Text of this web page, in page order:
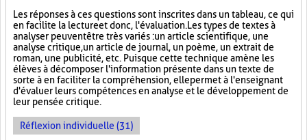
Les réponses à ces questions sont inscrites dans un tableau, ce qui
en facilite la lecture et donc, l'évaluation. Les types de textes à
analyser peuvent être très variés : un article scientifique, une
analyse critique, un article de journal, un poème, un extrait de
roman, une publicité, etc. Puisque cette technique amène les
élèves à décomposer l'information présente dans un texte de
sorte à en faciliter la compréhension, elle permet à l'enseignant
d'évaluer leurs compétences en analyse et le développement de
leur pensée critique.
Réflexion individuelle (31)